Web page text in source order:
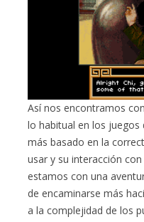
Así nos encontramos
lo habitual en los juegos
más basado en la
usar y su interacción
estamos con una
de encaminarse más
a la complejidad de los